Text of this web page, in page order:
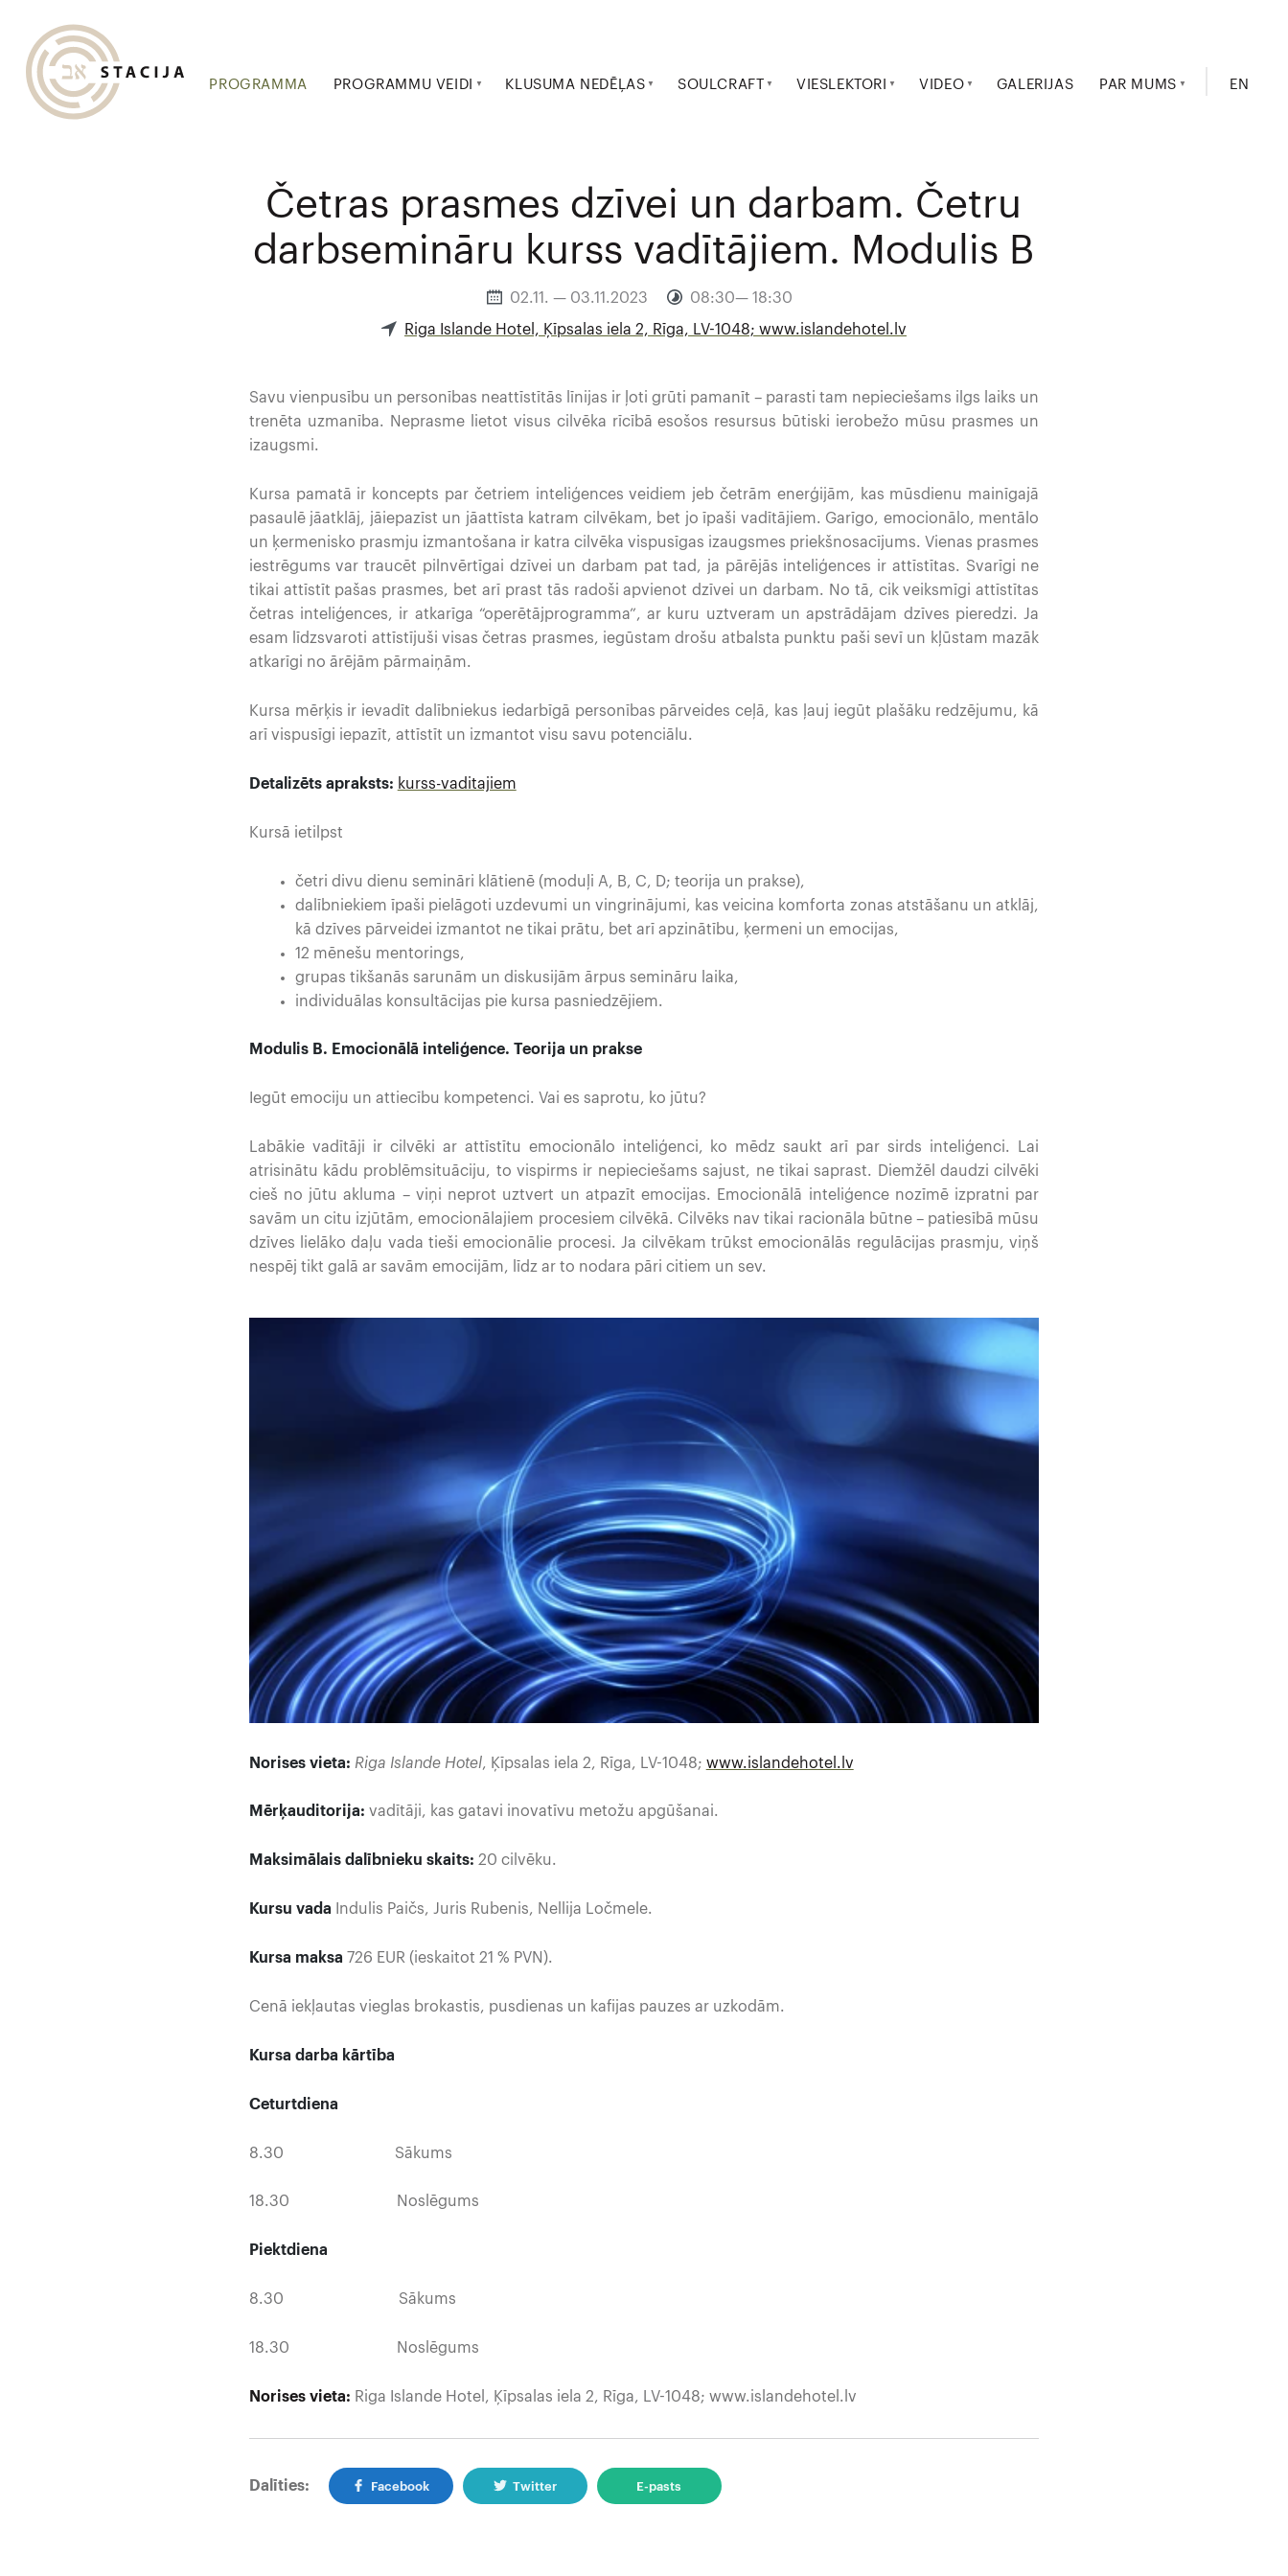
EN
PROGRAMMA PROGRAMMU VEIDI KLUSUMA NEDĒĻAS SOULCRAFT VIESLEKTORI VIDEO GALERIJAS PAR MUMS
Četras prasmes dzīvei un darbam. Četru
darbsemināru kurss vadītājiem. Modulis B
02.11. — 03.11.2023 08:30— 18:30
Riga Islande Hotel, Ķīpsalas iela 2, Rīga, LV-1048; www.islandehotel.lv
Savu vienpusību un personības neattīstītās līnijas ir ļoti grūti pamanīt – parasti tam nepieciešams ilgs laiks un
trenēta uzmanība. Neprasme lietot visus cilvēka rīcībā esošos resursus būtiski ierobežo mūsu prasmes un
izaugsmi.
Kursa pamatā ir koncepts par četriem inteliģences veidiem jeb četrām enerģijām, kas mūsdienu mainīgajā
pasaulē jāatklāj, jāiepazīst un jāattīsta katram cilvēkam, bet jo īpaši vadītājiem. Garīgo, emocionālo, mentālo
un ķermenisko prasmju izmantošana ir katra cilvēka vispusīgas izaugsmes priekšnosacījums. Vienas prasmes
iestrēgums var traucēt pilnvērtīgai dzīvei un darbam pat tad, ja pārējās inteliģences ir attīstītas. Svarīgi ne
tikai attīstīt pašas prasmes, bet arī prast tās radoši apvienot dzīvei un darbam. No tā, cik veiksmīgi attīstītas
četras inteliģences, ir atkarīga “operētājprogramma”, ar kuru uztveram un apstrādājam dzīves pieredzi. Ja
esam līdzsvaroti attīstījuši visas četras prasmes, iegūstam drošu atbalsta punktu paši sevī un kļūstam mazāk
atkarīgi no ārējām pārmaiņām.
Kursa mērķis ir ievadīt dalībniekus iedarbīgā personības pārveides ceļā, kas ļauj iegūt plašāku redzējumu, kā
arī vispusīgi iepazīt, attīstīt un izmantot visu savu potenciālu.
Detalizēts apraksts: kurss-vaditajiem
Kursā ietilpst
četri divu dienu semināri klātienē (moduļi A, B, C, D; teorija un prakse),
dalībniekiem īpaši pielāgoti uzdevumi un vingrinājumi, kas veicina komforta zonas atstāšanu un atklāj,
kā dzīves pārveidei izmantot ne tikai prātu, bet arī apzinātību, ķermeni un emocijas,
12 mēnešu mentorings,
grupas tikšanās sarunām un diskusijām ārpus semināru laika,
individuālas konsultācijas pie kursa pasniedzējiem.
Modulis B. Emocionālā inteliģence. Teorija un prakse
Iegūt emociju un attiecību kompetenci. Vai es saprotu, ko jūtu?
Labākie vadītāji ir cilvēki ar attīstītu emocionālo inteliģenci, ko mēdz saukt arī par sirds inteliģenci. Lai
atrisinātu kādu problēmsituāciju, to vispirms ir nepieciešams sajust, ne tikai saprast. Diemžēl daudzi cilvēki
cieš no jūtu akluma – viņi neprot uztvert un atpazīt emocijas. Emocionālā inteliģence nozīmē izpratni par
savām un citu izjūtām, emocionālajiem procesiem cilvēkā. Cilvēks nav tikai racionāla būtne – patiesībā mūsu
dzīves lielāko daļu vada tieši emocionālie procesi. Ja cilvēkam trūkst emocionālās regulācijas prasmju, viņš
nespēj tikt galā ar savām emocijām, līdz ar to nodara pāri citiem un sev.
Norises vieta: Riga Islande Hotel, Ķīpsalas iela 2, Rīga, LV-1048; www.islandehotel.lv
Mērķauditorija: vadītāji, kas gatavi inovatīvu metožu apgūšanai.
Maksimālais dalībnieku skaits: 20 cilvēku.
Kursu vada Indulis Paičs, Juris Rubenis, Nellija Ločmele.
Kursa maksa 726 EUR (ieskaitot 21 % PVN).
Cenā iekļautas vieglas brokastis, pusdienas un kafijas pauzes ar uzkodām.
Kursa darba kārtība
Ceturtdiena
8.30 Sākums
18.30 Noslēgums
Piektdiena
8.30 Sākums
18.30 Noslēgums
Norises vieta: Riga Islande Hotel, Ķīpsalas iela 2, Rīga, LV-1048; www.islandehotel.lv
Dalīties: Facebook Twitter E-pasts